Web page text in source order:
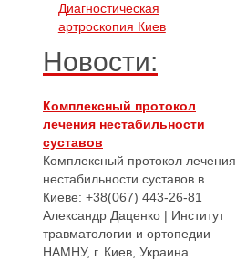
Диагностическая
артроскопия Киев
Новости:
Комплексный протокол
лечения нестабильности
суставов
Комплексный протокол лечения
нестабильности суставов в
Киеве: +38(067) 443-26-81
Александр Даценко | Институт
травматологии и ортопедии
НАМНУ, г. Киев, Украина